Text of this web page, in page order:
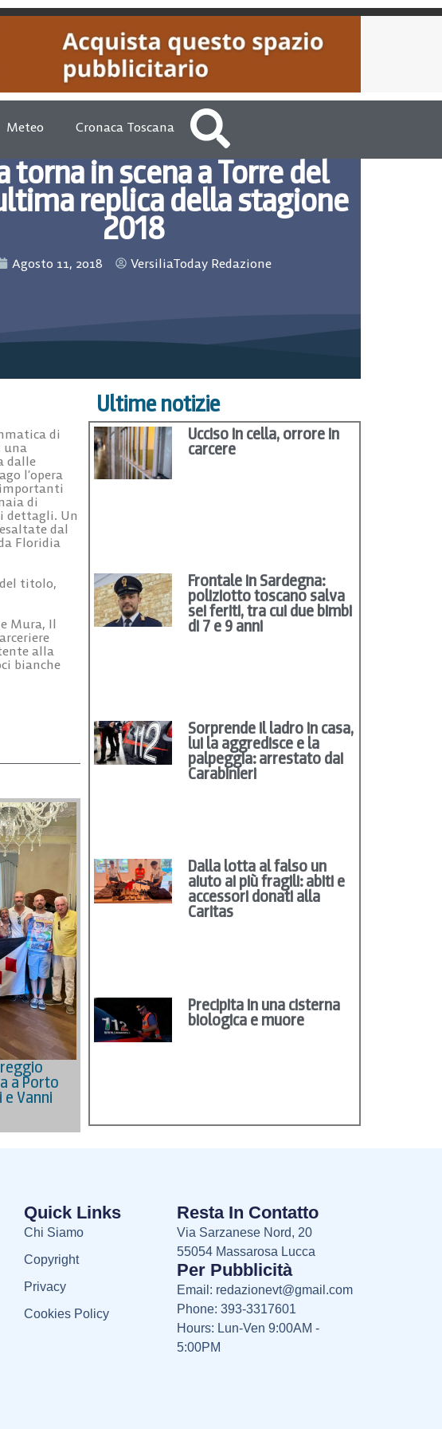
Meteo Cronaca Toscana
torna in scena a Torre del
replica della stagione
2018
Agosto 11, 2018 VersiliaToday Redazione
di
una
dalle
l’opera
di
dettagli. Un
dal
Floridia
titolo,
Mura, Il
alla
bianche
a Porto
Vanni
Ultime notizie
Ucciso in cella, orrore in
carcere
Frontale in Sardegna:
poliziotto toscano salva
sei feriti, tra cui due bimbi
di 7 e 9 anni
Sorprende il ladro in casa,
lui la aggredisce e la
palpeggia: arrestato dai
Carabinieri
Dalla lotta al falso un
aiuto ai più fragili: abiti e
accessori donati alla
Caritas
Precipita in una cisterna
biologica e muore
Quick Links
Chi Siamo
Copyright
Privacy
Cookies Policy
Resta In Contatto
Via Sarzanese Nord, 20
55054 Massarosa Lucca
Per Pubblicità
Email: redazionevt@gmail.com
Phone: 393-3317601
Hours: Lun-Ven 9:00AM -
5:00PM